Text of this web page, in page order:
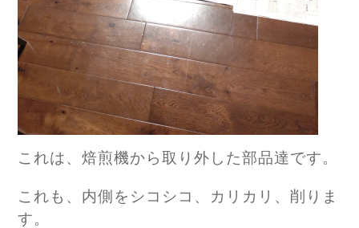
これは、焙煎機から取り外した部品達です。
これも、内側をシコシコ、カリカリ、削りま
す。